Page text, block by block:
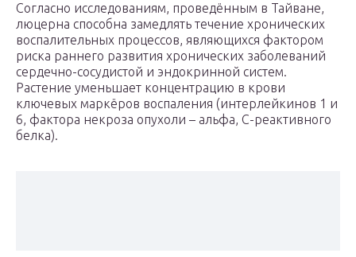
Согласно исследованиям, проведённым в Тайване,
люцерна способна замедлять течение хронических
воспалительных процессов, являющихся фактором
риска раннего развития хронических заболеваний
сердечно-сосудистой и эндокринной систем.
Растение уменьшает концентрацию в крови
ключевых маркёров воспаления (интерлейкинов 1 и
6, фактора некроза опухоли – альфа, С-реактивного
белка).